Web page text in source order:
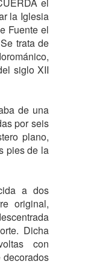
el
la Iglesia
Fuente el
trata de
siglo XII
de una
por seis
plano,
pies de la
a dos
original,
Dicha
con